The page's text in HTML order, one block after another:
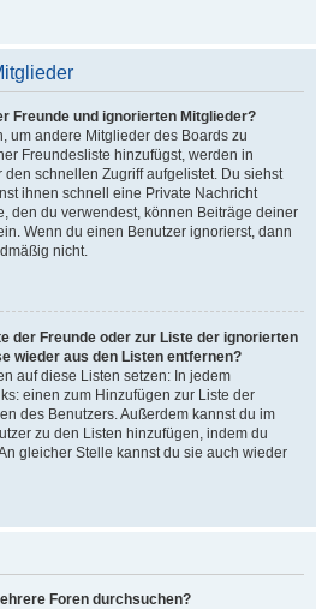
Freunde und ignorierten Mitglieder?
um andere Mitglieder des Boards zu
Freundesliste hinzufügst, werden in
schnellen Zugriff aufgelistet. Du siehst
ihnen schnell eine Private Nachricht
den du verwendest, können Beiträge deiner
Wenn du einen Benutzer ignorierst, dann
nicht.
der Freunde oder zur Liste der ignorierten
wieder aus den Listen entfernen?
auf diese Listen setzen: In jedem
einen zum Hinzufügen zur Liste der
des Benutzers. Außerdem kannst du im
zu den Listen hinzufügen, indem du
gleicher Stelle kannst du sie auch wieder
Foren durchsuchen?